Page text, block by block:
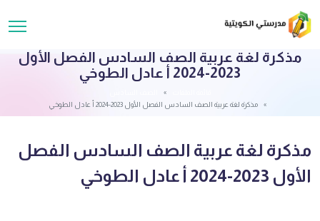
مذكرة لغة عربية الصف السادس الفصل الأول
2023-2024 أ عادل الطوخي
مذكرة لغة عربية الصف السادس الفصل الأول 2023-2024 أ عادل الطوخي
مذكرة لغة عربية الصف السادس الفصل
الأول 2023-2024 أ عادل الطوخي